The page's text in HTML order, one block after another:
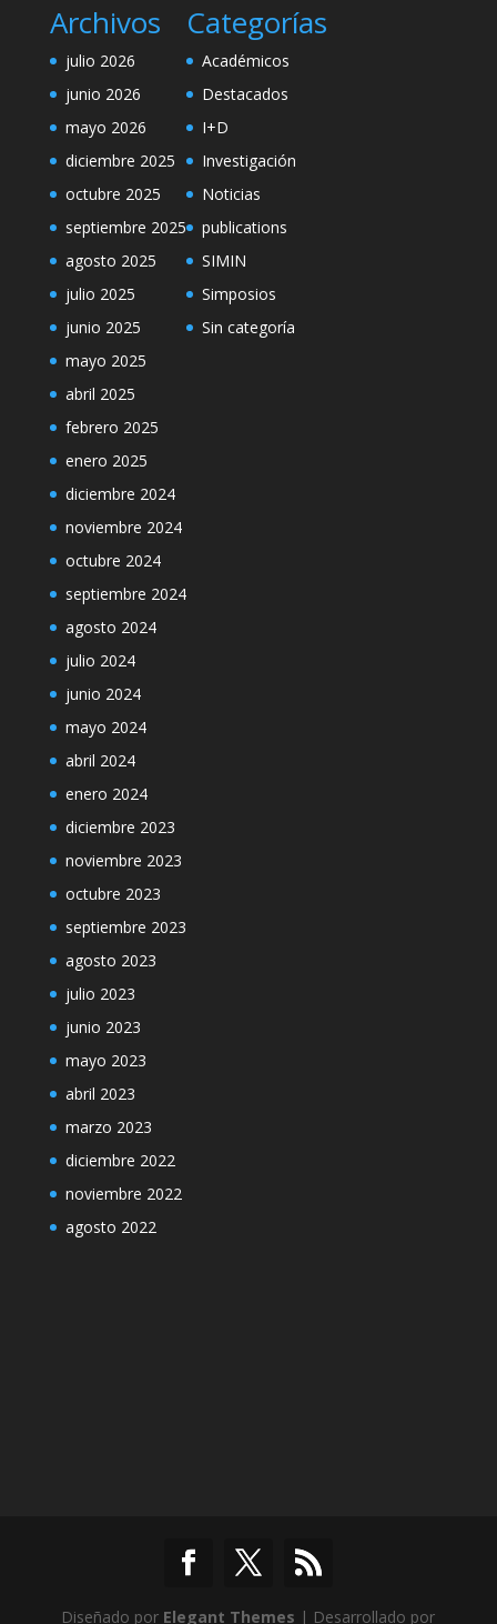
Archivos
julio 2026
junio 2026
mayo 2026
diciembre 2025
octubre 2025
septiembre 2025
agosto 2025
julio 2025
junio 2025
mayo 2025
abril 2025
febrero 2025
enero 2025
diciembre 2024
noviembre 2024
octubre 2024
septiembre 2024
agosto 2024
julio 2024
junio 2024
mayo 2024
abril 2024
enero 2024
diciembre 2023
noviembre 2023
octubre 2023
septiembre 2023
agosto 2023
julio 2023
junio 2023
mayo 2023
abril 2023
marzo 2023
diciembre 2022
noviembre 2022
agosto 2022
Categorías
Académicos
Destacados
I+D
Investigación
Noticias
publications
SIMIN
Simposios
Sin categoría
Diseñado por Elegant Themes | Desarrollado por